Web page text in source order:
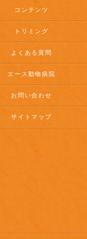
コンテンツ
トリミング
よくある質問
エース動物病院
お問い合わせ
サイトマップ